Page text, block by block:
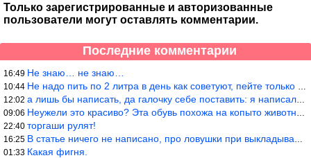
Только зарегистрированные и авторизованные
пользователи могут оставлять комментарии.
Последние комментарии
16:49 Не знаю… не знаю…
10:44 Не надо пить по 2 литра в день как советуют, пейте только когда
12:02 а лишь бы написать, да галочку себе поставить: я написала статью
09:06 Неужели это красиво? Эта обувь похожа на копыто животного, не хв
22:40 торгаши рулят!
16:25 В статье ничего не написано, про ловушки при выкладывании товара
01:33 Какая фигня.